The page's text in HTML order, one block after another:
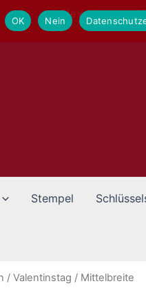
Newsletter -
Stempel
/ Valentinstag / Mittelbreite
OK Nein